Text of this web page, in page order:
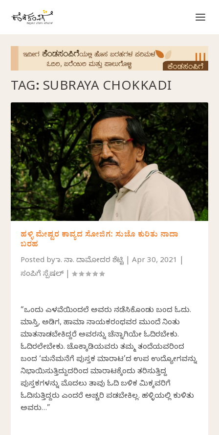
TAG: SUBRAYA CHOKKADI
ಹಳ್ಳಿ ಮೇಷ್ಟರ ಕಾವ್ಯದ ಸೋಜಿಗ: ಸುಚೊ ಕುರಿತು ನಾದಾ
ಬರಹ
Posted byಡಾ. ನಾ. ದಾಮೋದರ ಶೆಟ್ಟಿ |Apr 30, 2021
ಸಂಪಿಗೆ ಸ್ಪೆಷಲ್|
“ಒಂದು ಎಳವೆಯಿಂದಲೆ ಅವರು ನಡೆಸಿಕೊಂಡು ಬಂದ ಓದು.
ಮಾಸ್ತಿ, ಅಡಿಗ, ಹಾಮಾ ನಾಯಕರಂಥವರ ಮುಂದೆ ನಿಂತು
ಮಾತನಾಡಬೇಕಿದ್ದರೆ ಅವರನ್ನು ಚೆನ್ನಾಗಿಯೇ ಓದಿರಬೇಕು.
ಓದಿರಲೇಬೇಕು. ಚೊಕ್ಕಾಡಿಯವರು ತಮ್ಮ ತಂದೆಯವರಿಂದ
ಬಂದ ‘ಮನೆಮನೆಗೆ ಪುಸ್ತಕ ಮಾರಾಟ’ದ ಉಪ ಉದ್ಯೋಗವನ್ನು
ನಿಭಾಯಿಸುತ್ತಿದ್ದುದರಿಂದ ಮಾರಾಟಕ್ಕೆಂದು ತರಿಸುತ್ತಿದ್ದ
ಪುಸ್ತಕಗಳನ್ನು ಮೊದಲು ತಾವು ಓದಿ ಬಳಿಕ ಮಿಕ್ಕವರಿಗೆ
ಓದಿಸುತ್ತಿದ್ದರು ಎಂದರೆ ಅಚ್ಚರಿ ಪಡಬೇಕಿಲ್ಲ. ಹಳ್ಳಿಯಲ್ಲಿ ಕುಳಿತು
ಅವರು…”